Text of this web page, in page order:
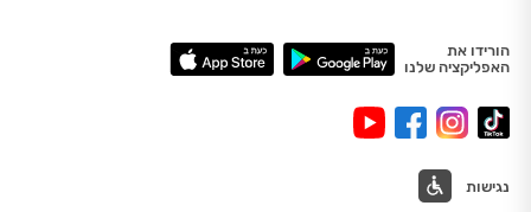
הורידו את
האפליקציה שלנו
נגישות